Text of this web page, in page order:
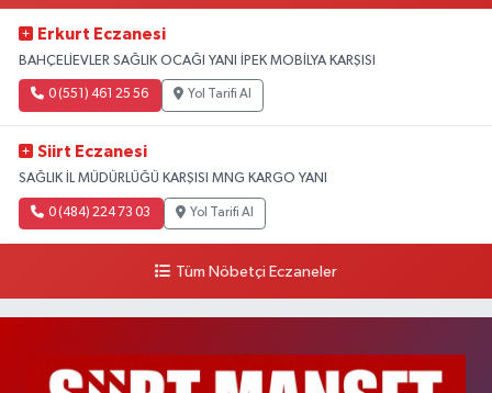
Erkurt Eczanesi
BAHÇELİEVLER SAĞLIK OCAĞI YANI İPEK MOBİLYA KARŞISI
0 (551) 461 25 56 Yol Tarifi Al
Siirt Eczanesi
SAĞLIK İL MÜDÜRLÜĞÜ KARŞISI MNG KARGO YANI
0 (484) 224 73 03 Yol Tarifi Al
Tüm Nöbetçi Eczaneler